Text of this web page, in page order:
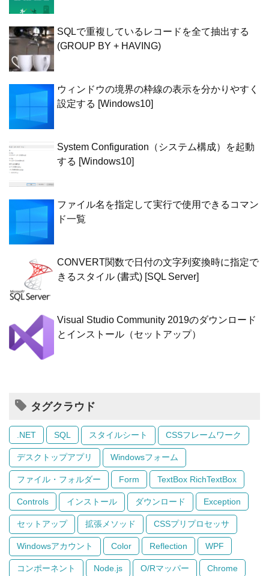
SQLで重複しているレコードを全て抽出する
(GROUP BY + HAVING)
ウィンドウの境界の枠線の表示を分かりやすく
設定する [Windows10]
System Configuration（システム構成）を起動
する [Windows10]
ファイル名を指定して実行で使用できるコマン
ド一覧
CONVERT関数で日付の文字列変換時に指定で
きるスタイル (書式) [SQL Server]
Visual Studio Community 2019のダウンロード
とインストール（セットアップ）
タグクラウド
.NET SQL スタイルシート CSSフレームワーク
デスクトップアプリ Windowsフォーム
ファイル・フォルダー Form TextBox RichTextBox
Controls インストール ダウンロード Exception
セットアップ 拡張メソッド CSSプリプロセッサ
Windowsアカウント Color Reflection WPF
コンポーネント Node.js O/Rマッパー Chrome